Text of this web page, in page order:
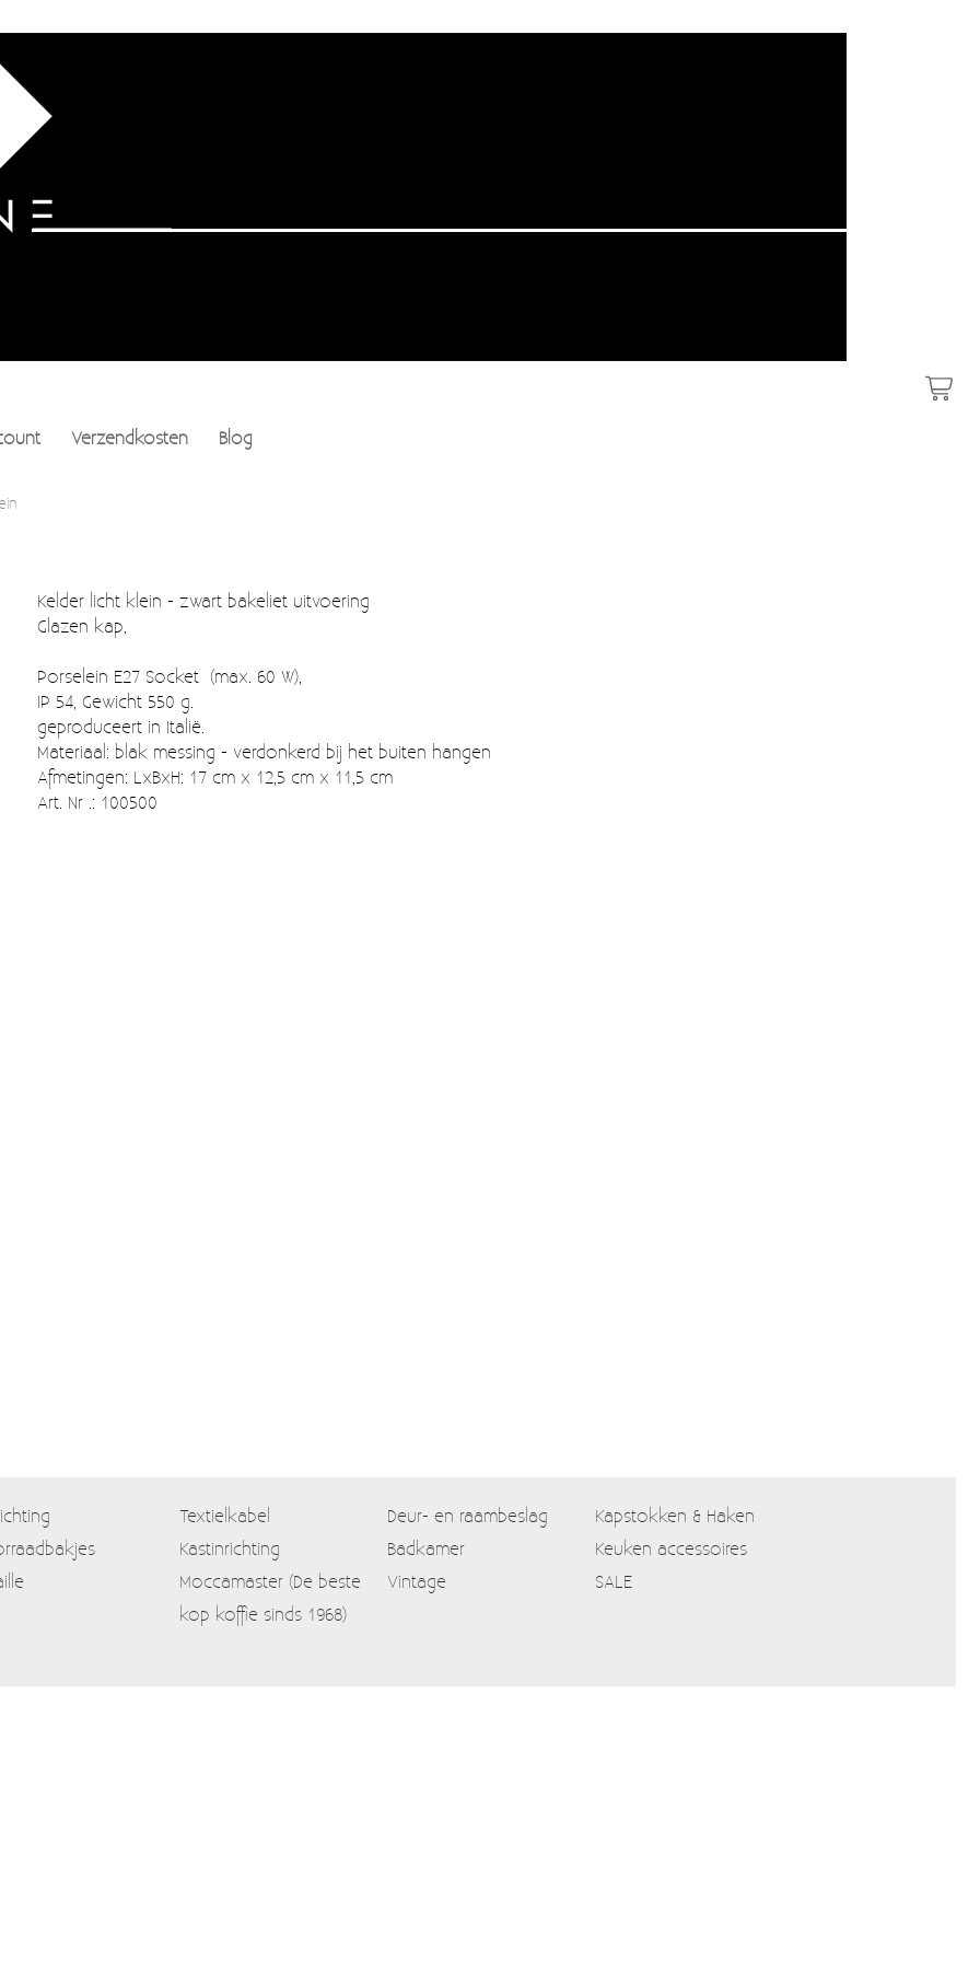
Verzendkosten Blog
Kelder licht klein - zwart bakeliet uitvoering
Glazen kap,
Porselein E27 Socket (max. 60 W),
IP 54, Gewicht 550 g.
geproduceert in Italië.
Materiaal: blak messing - verdonkerd bij het buiten hangen
Afmetingen: LxBxH: 17 cm x 12,5 cm x 11,5 cm
Art. Nr .: 100500
Textielkabel Deur- en raambeslag
Kapstokken & Haken
Kastinrichting Badkamer
Keuken accessoires
Moccamaster (De beste
kop koffie sinds 1968)
Vintage SALE